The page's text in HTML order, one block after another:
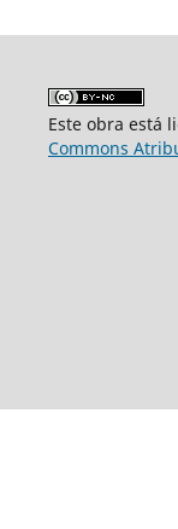
Este obra está
Commons